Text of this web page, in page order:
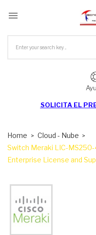

SOLICITA EL
Home
Cloud - Nube
Switch Meraki LIC-
Enterprise License and